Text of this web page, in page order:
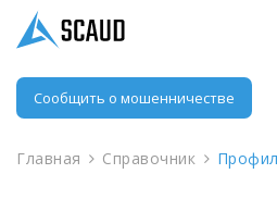
Сообщить о мошенничестве
Главная Справочник